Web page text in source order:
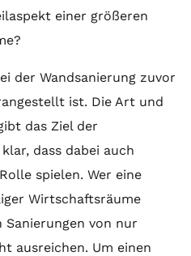
einer größeren
der Wandsanierung zuvor
ist. Die Art und
das Ziel der
dass dabei auch
spielen. Wer eine
Wirtschaftsräume
von nur
ausreichen. Um einen